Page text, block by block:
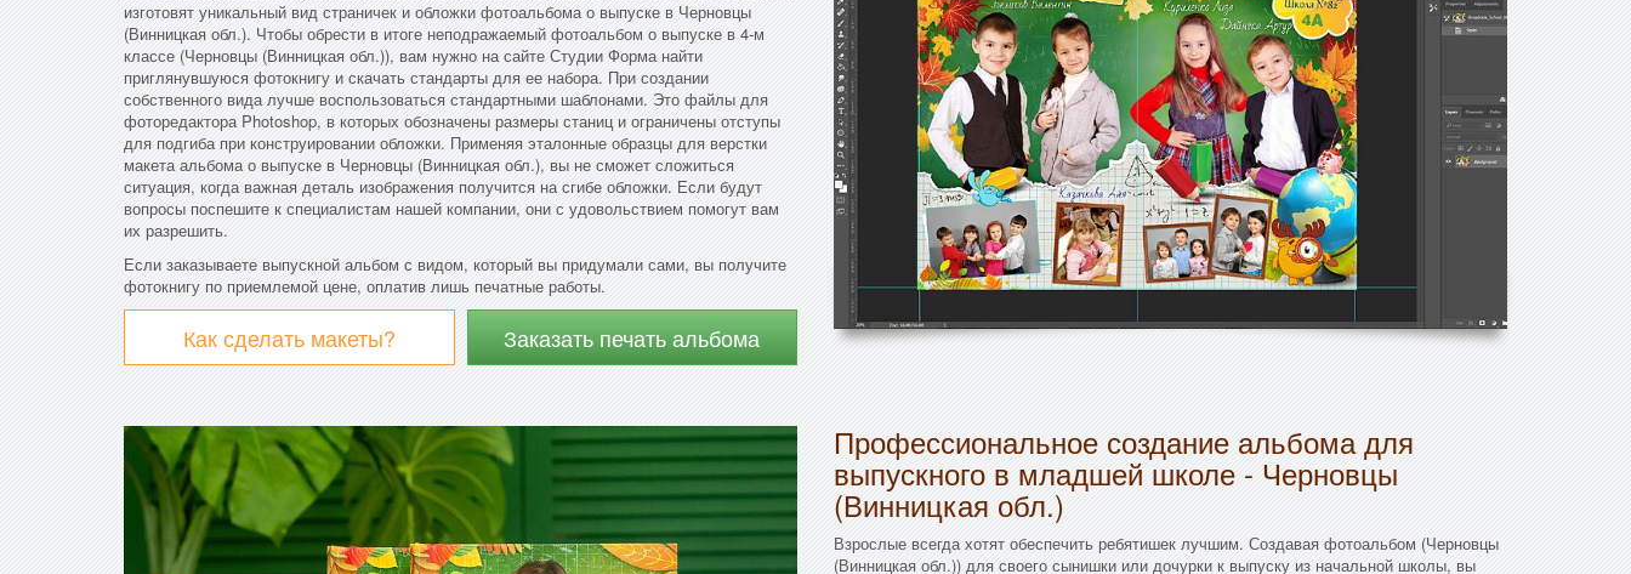
изготовят уникальный вид страничек и обложки фотоальбома о выпуске в Черновцы
(Винницкая обл.). Чтобы обрести в итоге неподражаемый фотоальбом о выпуске в 4-м
классе (Черновцы (Винницкая обл.)), вам нужно на сайте Студии Форма найти
приглянувшуюся фотокнигу и скачать стандарты для ее набора. При создании
собственного вида лучше воспользоваться стандартными шаблонами. Это файлы для
фоторедактора Photoshop, в которых обозначены размеры станиц и ограничены отступы
для подгиба при конструировании обложки. Применяя эталонные образцы для верстки
макета альбома о выпуске в Черновцы (Винницкая обл.), вы не сможет сложиться
ситуация, когда важная деталь изображения получится на сгибе обложки. Если будут
вопросы поспешите к специалистам нашей компании, они с удовольствием помогут вам
их разрешить.
Если заказываете выпускной альбом с видом, который вы придумали сами, вы получите
фотокнигу по приемлемой цене, оплатив лишь печатные работы.
Как сделать макеты? Заказать печать альбома
Профессиональное создание альбома для
выпускного в младшей школе - Черновцы
(Винницкая обл.)
Взрослые всегда хотят обеспечить ребятишек лучшим. Создавая фотоальбом (Черновцы
(Винницкая обл.)) для своего сынишки или дочурки к выпуску из начальной школы, вы